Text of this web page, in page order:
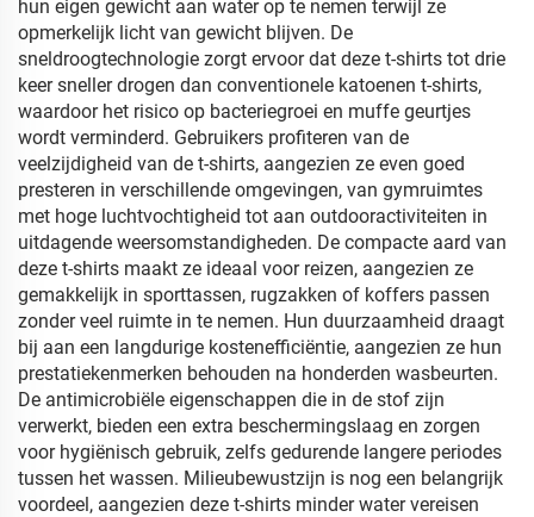
hun eigen gewicht aan water op te nemen terwijl ze
opmerkelijk licht van gewicht blijven. De
sneldroogtechnologie zorgt ervoor dat deze t-shirts tot drie
keer sneller drogen dan conventionele katoenen t-shirts,
waardoor het risico op bacteriegroei en muffe geurtjes
wordt verminderd. Gebruikers profiteren van de
veelzijdigheid van de t-shirts, aangezien ze even goed
presteren in verschillende omgevingen, van gymruimtes
met hoge luchtvochtigheid tot aan outdooractiviteiten in
uitdagende weersomstandigheden. De compacte aard van
deze t-shirts maakt ze ideaal voor reizen, aangezien ze
gemakkelijk in sporttassen, rugzakken of koffers passen
zonder veel ruimte in te nemen. Hun duurzaamheid draagt
bij aan een langdurige kostenefficiëntie, aangezien ze hun
prestatiekenmerken behouden na honderden wasbeurten.
De antimicrobiële eigenschappen die in de stof zijn
verwerkt, bieden een extra beschermingslaag en zorgen
voor hygiënisch gebruik, zelfs gedurende langere periodes
tussen het wassen. Milieubewustzijn is nog een belangrijk
voordeel, aangezien deze t-shirts minder water vereisen